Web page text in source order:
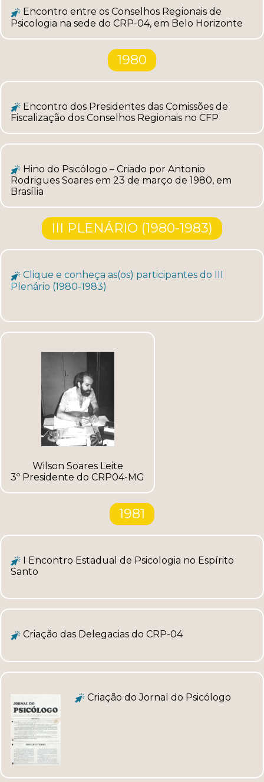
Encontro entre os Conselhos Regionais de
Psicologia na sede do CRP-04, em Belo Horizonte
1980
Encontro dos Presidentes das Comissões de
Fiscalização dos Conselhos Regionais no CFP
Hino do Psicólogo – Criado por Antonio
Rodrigues Soares em 23 de março de 1980, em
Brasília
III PLENÁRIO (1980-1983)
Clique e conheça as(os) participantes do III
Plenário (1980-1983)
Wilson Soares Leite
3º Presidente do CRP04-MG
1981
I Encontro Estadual de Psicologia no Espírito
Santo
Criação das Delegacias do CRP-04
Criação do Jornal do Psicólogo